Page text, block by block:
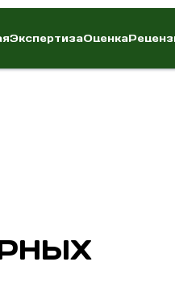
ЭкспертизаОценка